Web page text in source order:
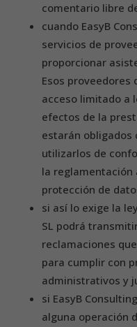
comentario libre
cuando EasyB
servicios de
proporcionar
Esos proveedores
acceso limitado a
efectos de la
estarán
utilizarlos de
la reglamentación
protección de
si así lo exige la
SL podrá
reclamaciones
para cumplir con
administrativos y
si EasyB
alguna operación